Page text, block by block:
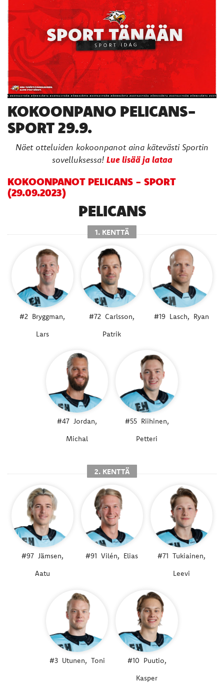
KOKOONPANO PELICANS-
SPORT 29.9.
Näet otteluiden kokoonpanot aina kätevästi Sportin
sovelluksessa! Lue lisää ja lataa
KOKOONPANOT PELICANS - SPORT
(29.09.2023)
PELICANS
1. KENTTÄ
#2 Bryggman,
Lars
#72 Carlsson,
Patrik
#19 Lasch, Ryan
#47 Jordan,
Michal
#55 Riihinen,
Petteri
2. KENTTÄ
#97 Jämsen,
Aatu
#91 Vilén, Elias #71 Tukiainen,
Leevi
#3 Utunen, Toni #10 Puutio,
Kasper